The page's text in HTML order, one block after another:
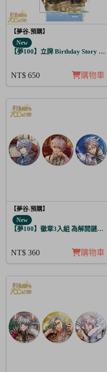
【夢谷-預購】
New
【夢100】立牌 Birthday Story 哈
NT$ 650 購物車
【夢谷-預購】
New
【夢100】徽章3入組 為解開謎
NT$ 360 購物車